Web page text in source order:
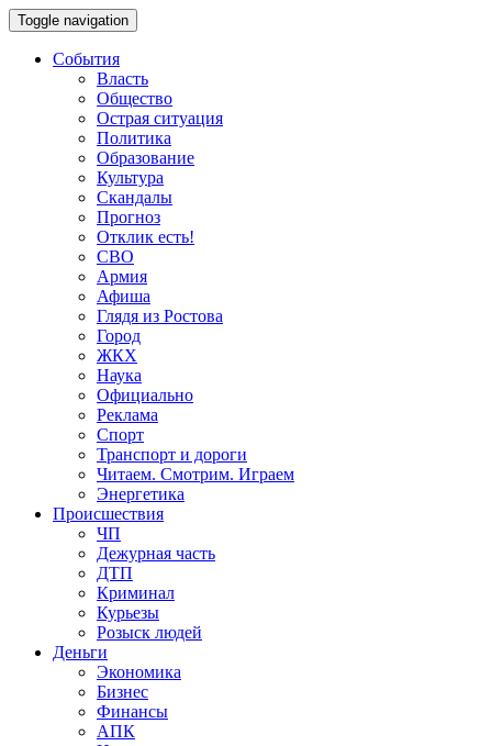
Toggle navigation
События
Власть
Общество
Острая ситуация
Политика
Образование
Культура
Скандалы
Прогноз
Отклик есть!
СВО
Армия
Афиша
Глядя из Ростова
Город
ЖКХ
Наука
Официально
Реклама
Спорт
Транспорт и дороги
Читаем. Смотрим. Играем
Энергетика
Происшествия
ЧП
Дежурная часть
ДТП
Криминал
Курьезы
Розыск людей
Деньги
Экономика
Бизнес
Финансы
АПК